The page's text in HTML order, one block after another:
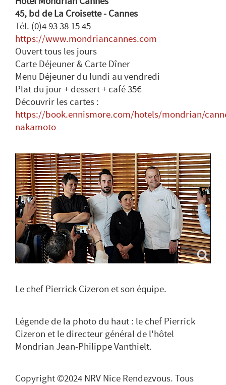
45, bd de La Croisette - Cannes
Tél. (0)4 93 38 15 45
https://www.mondriancannes.com
Ouvert tous les jours
Carte Déjeuner & Carte Dîner
Menu Déjeuner du lundi au vendredi
Plat du jour + dessert + café 35€
Découvrir les cartes :
https://book.ennismore.com/hotels/mondrian/
nakamoto
Le chef Pierrick Cizeron et son équipe.
Légende de la photo du haut : le chef Pierrick
Cizeron et le directeur général de l'hôtel
Mondrian Jean-Philippe Vanthielt.
Copyright ©2024 NRV Nice Rendezvous. Tous